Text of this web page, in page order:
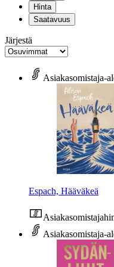
Hinta
Saatavuus
Järjestä
Asiakasomistaja-
Espach, Hääväkeä
Asiakasomistaja-